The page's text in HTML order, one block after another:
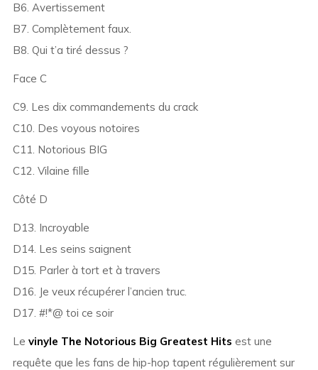
B6. Avertissement
B7. Complètement faux.
B8. Qui t’a tiré dessus ?
Face C
C9. Les dix commandements du crack
C10. Des voyous notoires
C11. Notorious BIG
C12. Vilaine fille
Côté D
D13. Incroyable
D14. Les seins saignent
D15. Parler à tort et à travers
D16. Je veux récupérer l’ancien truc.
D17. #!*@ toi ce soir
Le vinyle The Notorious Big Greatest Hits est une
requête que les fans de hip-hop tapent régulièrement sur